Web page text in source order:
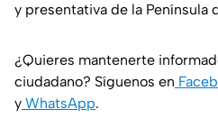
y presentativa de la Península
¿Quieres mantenerte
ciudadano? Síguenos en
y WhatsApp.